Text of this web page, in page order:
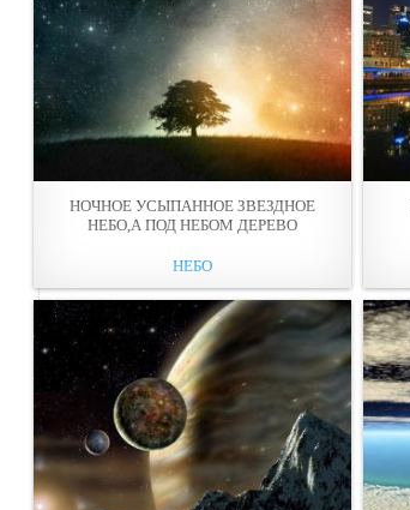
НОЧНОЕ УСЫПАННОЕ ЗВЕЗДНОЕ
НЕБО,А ПОД НЕБОМ ДЕРЕВО
НЕБО